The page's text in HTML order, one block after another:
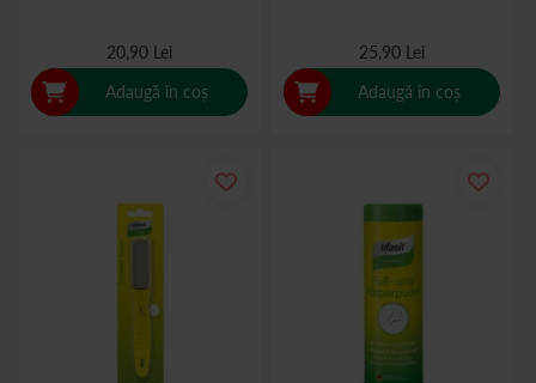
20,90 Lei
Adaugă în coș
25,90 Lei
Adaugă în coș